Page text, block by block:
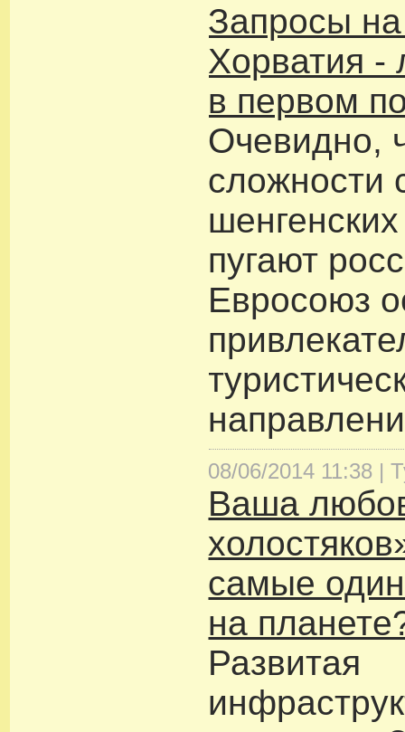
Запросы
Хорватия -
в первом
Очевидно,
сложности
пугают
Евросоюз
08/06/2014 11:38 |
Ваша
самые
на
Развитая